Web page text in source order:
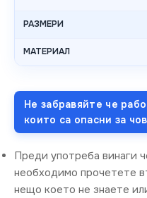
РАЗМЕРИ
МАТЕРИАЛ
Не забравяйте че
които са опасни за
Преди употреба винаги
необходимо прочетете
нещо което не знаете